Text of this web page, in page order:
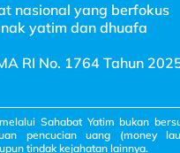
nasional yang berfokus
yatim dan dhuafa
RI No. 1764 Tahun
Sahabat Yatim bukan
pencucian uang (money
tindak kejahatan lainnya.